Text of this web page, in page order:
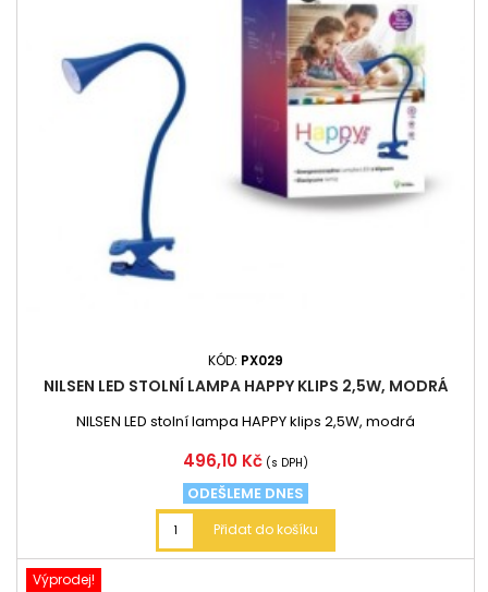
KÓD: PX029
NILSEN LED STOLNÍ LAMPA HAPPY KLIPS 2,5W, MODRÁ
NILSEN LED stolní lampa HAPPY klips 2,5W, modrá
Cena
496,10 Kč (s DPH)
ODEŠLEME DNES
Přidat do košíku
Výprodej!